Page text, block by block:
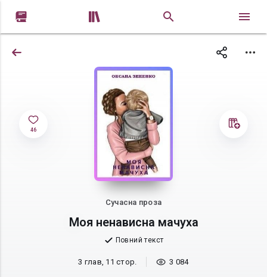
 
46
Сучасна проза
Моя ненависна мачуха
Повний текст
3 глав, 11 стор. 3 084